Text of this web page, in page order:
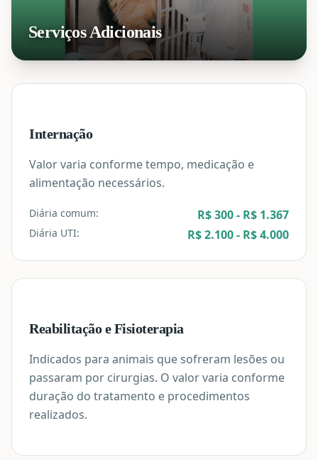
Serviços Adicionais
Internação
Valor varia conforme tempo, medicação e
alimentação necessários.
Diária comum: R$ 300 - R$ 1.367
Diária UTI: R$ 2.100 - R$ 4.000
Reabilitação e Fisioterapia
Indicados para animais que sofreram lesões ou
passaram por cirurgias. O valor varia conforme
duração do tratamento e procedimentos
realizados.